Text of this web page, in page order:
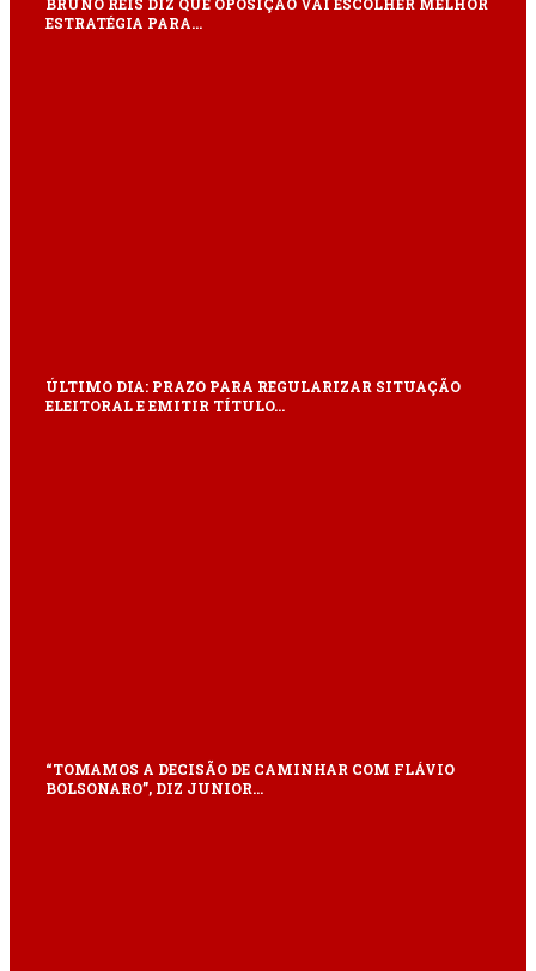
BRUNO REIS DIZ QUE OPOSIÇÃO VAI ESCOLHER MELHOR
ESTRATÉGIA PARA…
ÚLTIMO DIA: PRAZO PARA REGULARIZAR SITUAÇÃO
ELEITORAL E EMITIR TÍTULO…
“TOMAMOS A DECISÃO DE CAMINHAR COM FLÁVIO
BOLSONARO”, DIZ JUNIOR…